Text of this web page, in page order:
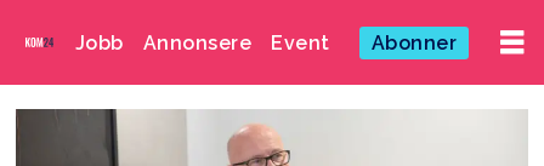
Jobb Annonsere Event Abonner